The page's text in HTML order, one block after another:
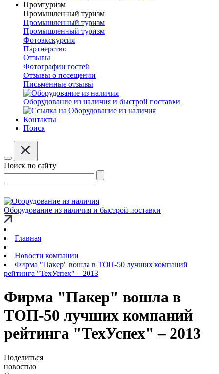
Промтуризм
Промышленный туризм
Промышленный туризм
Промышленный туризм
Фотоэкскурсия
Партнерство
Отзывы
Фотографии гостей
Отзывы о посещении
Письменные отзывы
Оборудование из наличия и быстрой поставки
Контакты
Поиск
Поиск по сайту
Оборудование из наличия и быстрой поставки
Главная
Новости компании
Фирма "Пакер" вошла в ТОП-50 лучших компаний
рейтинга "ТехУспех" – 2013
Фирма "Пакер" вошла в
ТОП-50 лучших компаний
рейтинга "ТехУспех" – 2013
Поделиться
новостью